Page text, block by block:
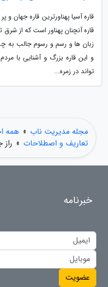
قاره آسیا پهناورترین قاره جهان و
قاره آنچنان پهناور است که از
زبان ها و رسم و رسوم جالب به
و این قاره بزرگ و آشنایی با
تواند در زمره...
مجله مدیریت ناب » همه
تعاریف و اصطلاحات »
خبرنامه
عضویت